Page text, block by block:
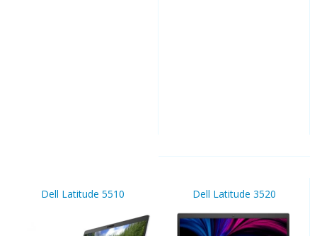
Dell Latitude 5510 Dell Latitude 3520